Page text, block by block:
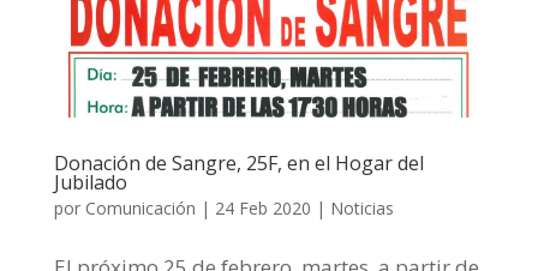
Donación de Sangre, 25F, en el Hogar del
Jubilado
por Comunicación | 24 Feb 2020 | Noticias